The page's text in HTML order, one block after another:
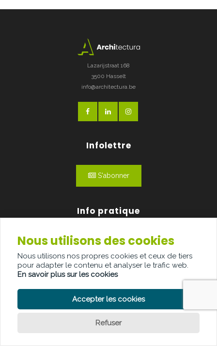
Lazarijstraat 168
3500 Hasselt
info@architectura.be
Infolettre
S'abonner
Info pratique
Qui sommes-nous?
Publicité
Contact
Nous utilisons des cookies
Nous utilisons nos propres cookies et ceux de tiers
pour adapter le contenu et analyser le trafic web.
En savoir plus sur les cookies
Accepter les cookies
Refuser